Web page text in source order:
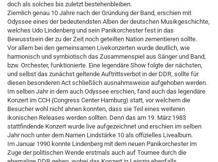
doch als solches bis zuletzt bestehenbleiben.
Ziemlich genau 10 Jahre nach der Gründung der Band, erschien mit
Odyssee eines der bedeutendsten Alben der deutschen Musikgeschichte,
welches Udo Lindenberg und sein Panikorchester fest in das
Bewusstsein der zu der Zeit noch geteilten Nation zementieren sollte.
Vor allem bei den gemeinsamen Livekonzerten wurde deutlich, wie
harmonisch und symbiotisch das Zusammenspiel aus Sänger und Band,
bzw. Orchester, funktionierte. Eine legendäre Show folgte der nächsten,
und selbst das zunächst geltende Auftrittsverbot in der DDR, sollte für
diesen besonderen Act schließlich ausnahmsweise aufgehoben werden.
Im selben Jahr in dem auch Odyssee erschien, fand auch das legendäre
Konzert im CCH (Congress Center Hamburg) statt, vor welchem die
Besucher wohl nicht ahnen konnten, dass sie Teil eines weiteren
ikonischen Releases werden sollten. Denn das am 19. März 1983
stattfindende Konzert wurde live aufgezeichnet und erschien im selben
Jahr noch unter dem Namen Lindstärke 10 als offizielles Livealbum.
Im Januar 1990 konnte Lindenberg mit dem neuen Panikorchester im
Zuge der politischen Wende erstmals auch auf Tournee durch die